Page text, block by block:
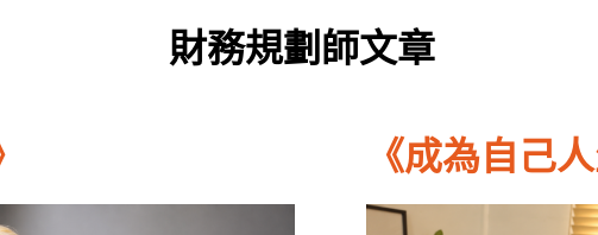
財務規劃師文章
《成為自己